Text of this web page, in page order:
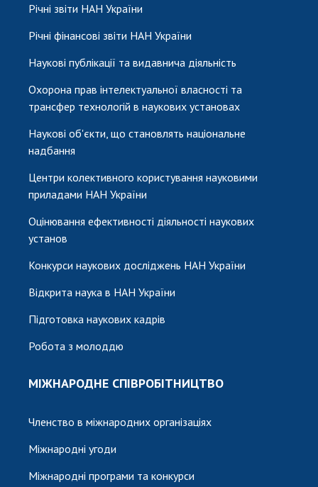
Річні звіти НАН України
Річні фінансові звіти НАН України
Наукові публікації та видавнича діяльність
Охорона прав інтелектуальної власності та
трансфер технологій в наукових установах
Наукові об'єкти, що становлять національне
надбання
Центри колективного користування науковими
приладами НАН України
Оцінювання ефективності діяльності наукових
установ
Конкурси наукових досліджень НАН України
Відкрита наука в НАН України
Підготовка наукових кадрів
Робота з молоддю
МІЖНАРОДНЕ СПІВРОБІТНИЦТВО
Членство в міжнародних організаціях
Міжнародні угоди
Міжнародні програми та конкурси